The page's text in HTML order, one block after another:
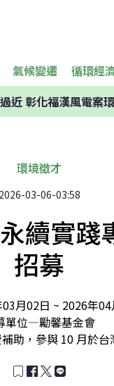
氣候變遷 循環經
近 彰化福漢風電案
環境徵才
2026-03-06-03:58
續實踐
招募
月02日 ~ 2026年04
單位—勵馨基金會
助，參與 10 月於